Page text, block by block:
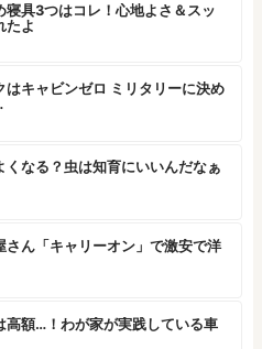
寝具3つはコレ！心地よさ＆スッ
たよ
はキャビンゼロ ミリタリーに決め
くなる？虫は知育にいいんだなぁ
さん「キャリーオン」で激安で洋
高額…！わが家が実践している車